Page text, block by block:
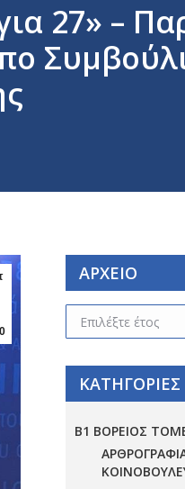
27» –
ΑΡΧΕΙΟ
ΑΡΧΕΙΟ
ΚΑΤΗΓΟΡΙΕΣ
Β1 ΒΟΡΕΙΟΣ